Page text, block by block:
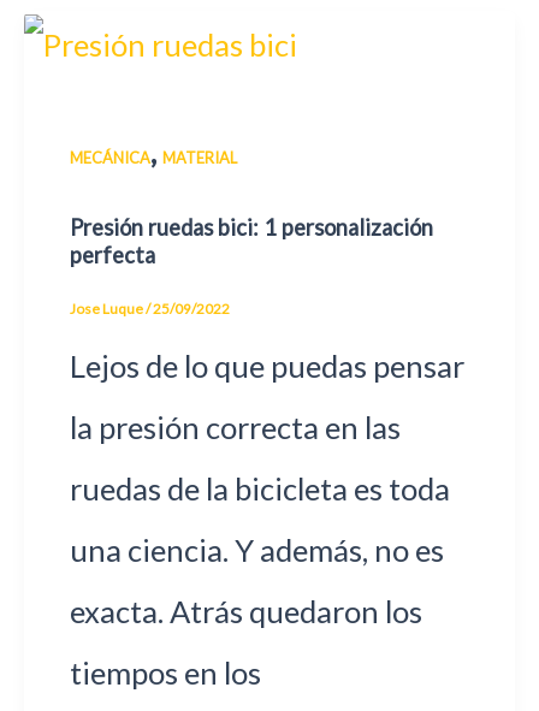
MECÁNICA,MATERIAL
Presión ruedas bici: 1 personalización
perfecta
Jose Luque/25/09/2022
Lejos de lo que puedas pensar
la presión correcta en las
ruedas de la bicicleta es toda
una ciencia. Y además, no es
exacta. Atrás quedaron los
tiempos en los